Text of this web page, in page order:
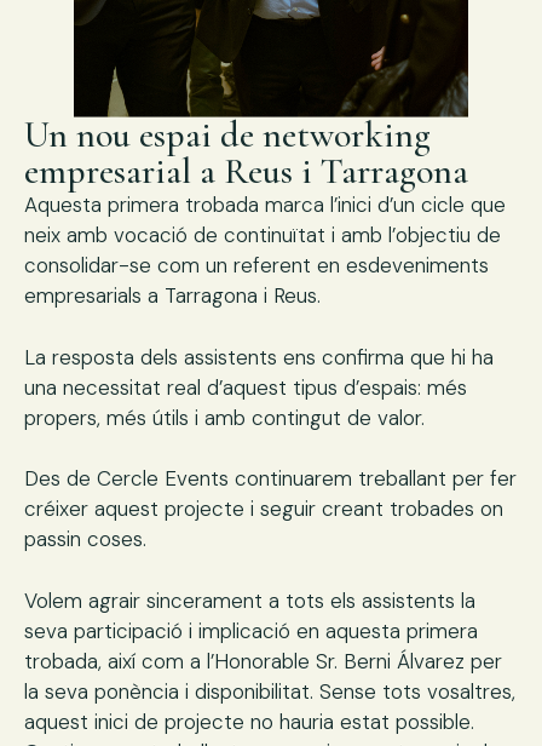
Un nou espai de networking
empresarial a Reus i Tarragona
Aquesta primera trobada marca l’inici d’un cicle que
neix amb vocació de continuïtat i amb l’objectiu de
consolidar-se com un referent en esdeveniments
empresarials a Tarragona i Reus.
La resposta dels assistents ens confirma que hi ha
una necessitat real d’aquest tipus d’espais: més
propers, més útils i amb contingut de valor.
Des de Cercle Events continuarem treballant per fer
créixer aquest projecte i seguir creant trobades on
passin coses.
Volem agrair sincerament a tots els assistents la
seva participació i implicació en aquesta primera
trobada, així com a l’Honorable Sr. Berni Álvarez per
la seva ponència i disponibilitat. Sense tots vosaltres,
aquest inici de projecte no hauria estat possible.